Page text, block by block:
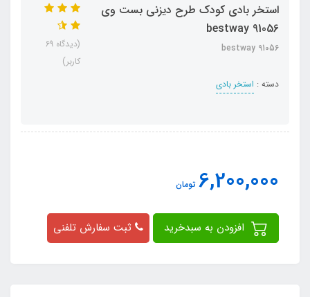
استخر بادی کودک طرح دیزنی بست وی
bestway 91056
bestway 91056
دسته : استخر بادی
(دیدگاه 69
کاربر)
6,200,000 تومان
ثبت سفارش تلفنی